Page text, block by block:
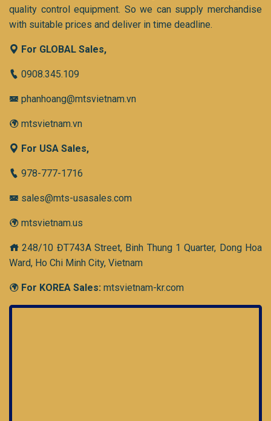
quality control equipment. So we can supply merchandise
with suitable prices and deliver in time deadline.
For GLOBAL Sales,
0908.345.109
phanhoang@mtsvietnam.vn
mtsvietnam.vn
For USA Sales,
978-777-1716
sales@mts-usasales.com
mtsvietnam.us
248/10 ĐT743A Street, Binh Thung 1 Quarter, Dong Hoa
Ward, Ho Chi Minh City, Vietnam
For KOREA Sales: mtsvietnam-kr.com